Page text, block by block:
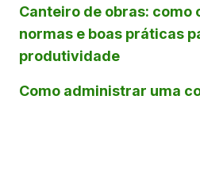
Canteiro de obras: como
normas e boas práticas
produtividade
Como administrar uma